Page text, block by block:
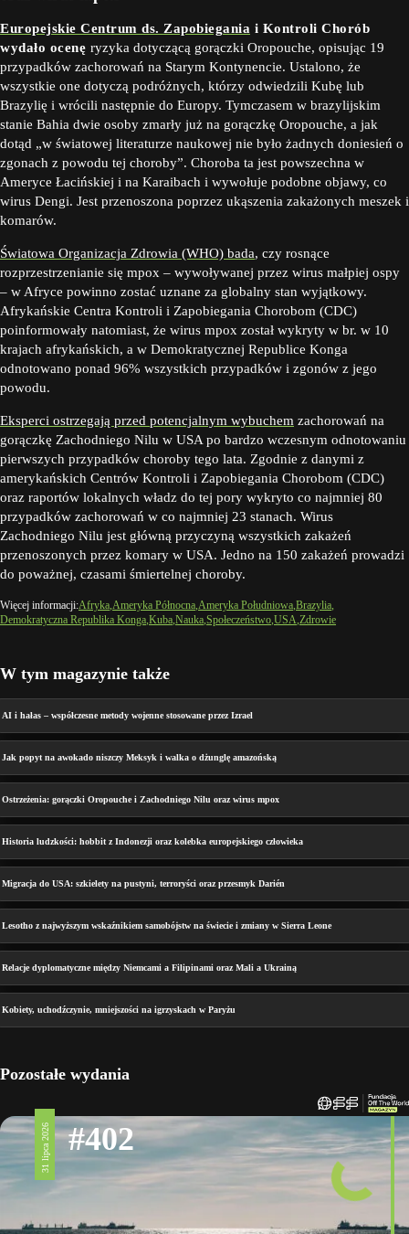
Europejskie Centrum ds. Zapobiegania i Kontroli Chorób
wydało ocenę ryzyka dotyczącą gorączki Oropouche, opisując 19
przypadków zachorowań na Starym Kontynencie. Ustalono, że
wszystkie one dotyczą podróżnych, którzy odwiedzili Kubę lub
Brazylię i wrócili następnie do Europy. Tymczasem w brazylijskim
stanie Bahia dwie osoby zmarły już na gorączkę Oropouche, a jak
dotąd „w światowej literaturze naukowej nie było żadnych doniesień o
zgonach z powodu tej choroby”. Choroba ta jest powszechna w
Ameryce Łacińskiej i na Karaibach i wywołuje podobne objawy, co
wirus Dengi. Jest przenoszona poprzez ukąszenia zakażonych meszek i
komarów.
Światowa Organizacja Zdrowia (WHO) bada, czy rosnące
rozprzestrzenianie się mpox – wywoływanej przez wirus małpiej ospy
– w Afryce powinno zostać uznane za globalny stan wyjątkowy.
Afrykańskie Centra Kontroli i Zapobiegania Chorobom (CDC)
poinformowały natomiast, że wirus mpox został wykryty w br. w 10
krajach afrykańskich, a w Demokratycznej Republice Konga
odnotowano ponad 96% wszystkich przypadków i zgonów z jego
powodu.
Eksperci ostrzegają przed potencjalnym wybuchem zachorowań na
gorączkę Zachodniego Nilu w USA po bardzo wczesnym odnotowaniu
pierwszych przypadków choroby tego lata. Zgodnie z danymi z
amerykańskich Centrów Kontroli i Zapobiegania Chorobom (CDC)
oraz raportów lokalnych władz do tej pory wykryto co najmniej 80
przypadków zachorowań w co najmniej 23 stanach. Wirus
Zachodniego Nilu jest główną przyczyną wszystkich zakażeń
przenoszonych przez komary w USA. Jedno na 150 zakażeń prowadzi
do poważnej, czasami śmiertelnej choroby.
Więcej informacji:Afryka Ameryka Północna Ameryka Południowa Brazylia
Demokratyczna Republika Konga Kuba Nauka Społeczeństwo USA Zdrowie
W tym magazynie także
AI i hałas – współczesne metody wojenne stosowane przez Izrael
Jak popyt na awokado niszczy Meksyk i walka o dżunglę amazońską
Ostrzeżenia: gorączki Oropouche i Zachodniego Nilu oraz wirus mpox
Historia ludzkości: hobbit z Indonezji oraz kolebka europejskiego człowieka
Migracja do USA: szkielety na pustyni, terroryści oraz przesmyk Darién
Lesotho z najwyższym wskaźnikiem samobójstw na świecie i zmiany w Sierra Leone
Relacje dyplomatyczne między Niemcami a Filipinami oraz Mali a Ukrainą
Kobiety, uchodźczynie, mniejszości na igrzyskach w Paryżu
Pozostałe wydania
31 lipca 2026 #402